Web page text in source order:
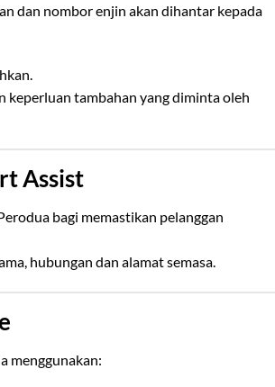
dan nombor enjin akan dihantar kepada
keperluan tambahan yang diminta oleh
Assist
bagi memastikan pelanggan
hubungan dan alamat semasa.
menggunakan: